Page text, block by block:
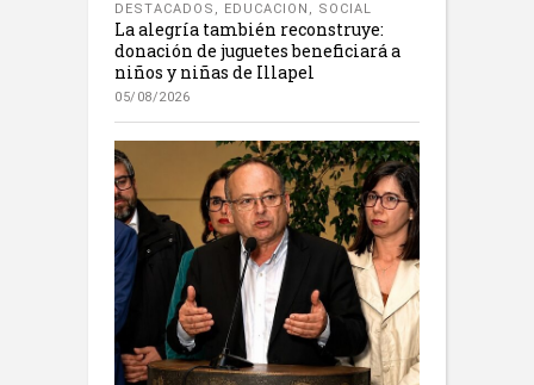
DESTACADOS , EDUCACION , SOCIAL
La alegría también reconstruye:
donación de juguetes beneficiará a
niños y niñas de Illapel
05/08/2026